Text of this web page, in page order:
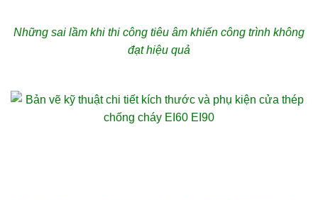
Những sai lầm khi thi công tiêu âm khiến công trình không
đạt hiệu quả